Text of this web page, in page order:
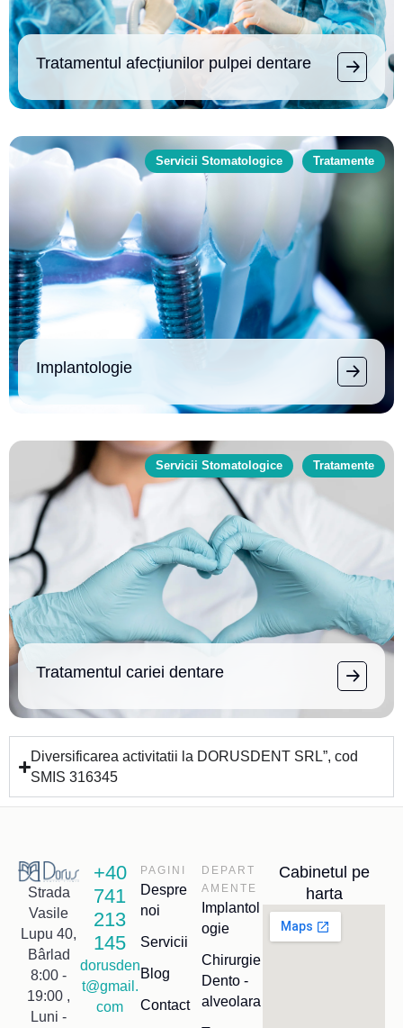
Tratamentul afecțiunilor pulpei dentare
Servicii Stomatologice Tratamente
Implantologie
Servicii Stomatologice Tratamente
Tratamentul cariei dentare
Diversificarea activitatii la DORUSDENT SRL”, cod
SMIS 316345
Strada
Vasile
Lupu 40,
Bârlad
8:00 -
19:00 ,
Luni -
+40
741
213
145
dorusden
t@gmail.
com
PAGINI
Despre
noi
Servicii
Blog
Contact
DEPART
AMENTE
Implantol
ogie
Chirurgie
Dento -
alveolara
Cabinetul pe
harta